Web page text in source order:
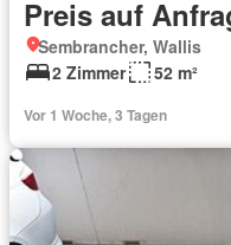
Preis auf
Sembrancher, Wallis
2 Zimmer
52 m²
Vor 1 Woche, 3 Tagen